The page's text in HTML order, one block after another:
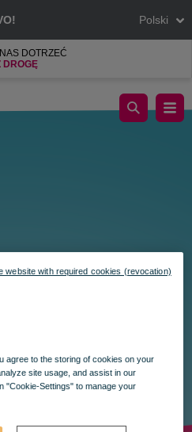
Polski
DOTRZEĆ
DROGĘ
agree to the storing of cookies on your
site usage, and assist in our
"Cookie-Settings" to manage your
website with required cookies (revocation)